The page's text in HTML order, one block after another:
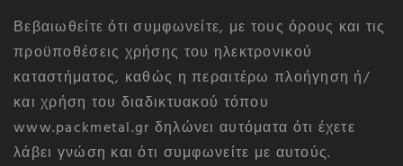
Βεβαιωθείτε ότι συμφωνείτε, με τους όρους και τις
προϋποθέσεις χρήσης του ηλεκτρονικού
καταστήματος, καθώς η περαιτέρω πλοήγηση ή/
και χρήση του διαδικτυακού τόπου
www.packmetal.gr δηλώνει αυτόματα ότι έχετε
λάβει γνώση και ότι συμφωνείτε με αυτούς.